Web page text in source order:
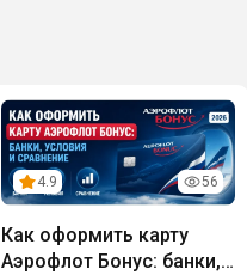
56
4.9
Как оформить карту
Аэрофлот Бонус: банки,